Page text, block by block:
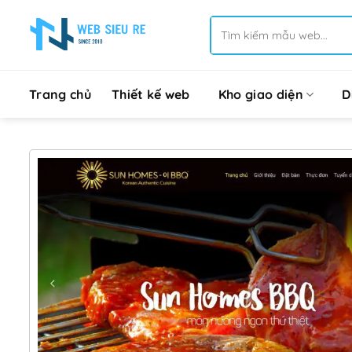
kiếm:
Trang chủ Thiết kế web Kho giao diện